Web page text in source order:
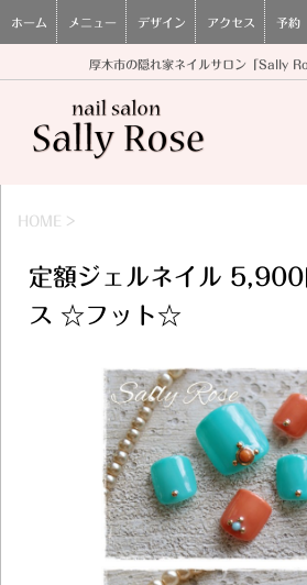
厚木市の隠れ家ネイルサロン「Sally
ホーム メニュー デザイン アクセス 予約
HOME >
定額ジェルネイル 5,900
ス ☆フット☆